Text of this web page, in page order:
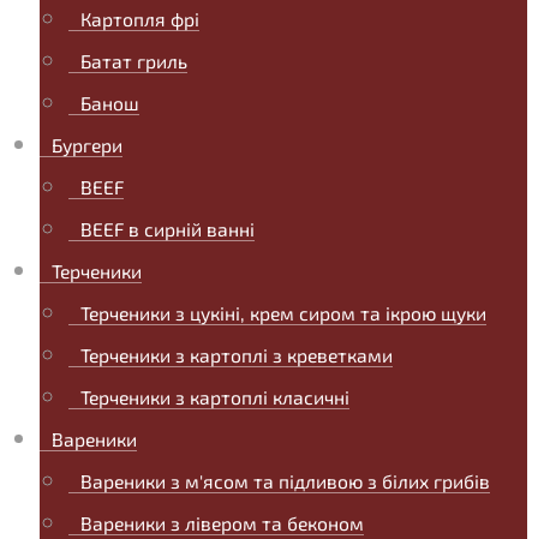
Картопля фрі
Батат гриль
Банош
Бургери
BEEF
BEEF в сирній ванні
Терченики
Терченики з цукіні, крем сиром та ікрою щуки
Терченики з картоплі з креветками
Терченики з картоплі класичні
Вареники
Вареники з м'ясом та підливою з білих грибів
Вареники з лівером та беконом